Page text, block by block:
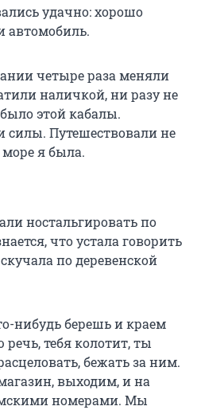
удачно: хорошо
автомобиль.
четыре раза меняли
наличкой, ни разу не
этой кабалы.
силы. Путешествовали не
море я была.
ностальгировать по
что устала говорить
по деревенской
нибудь берешь и краем
тебя колотит, ты
бежать за ним.
выходим, и на
номерами. Мы